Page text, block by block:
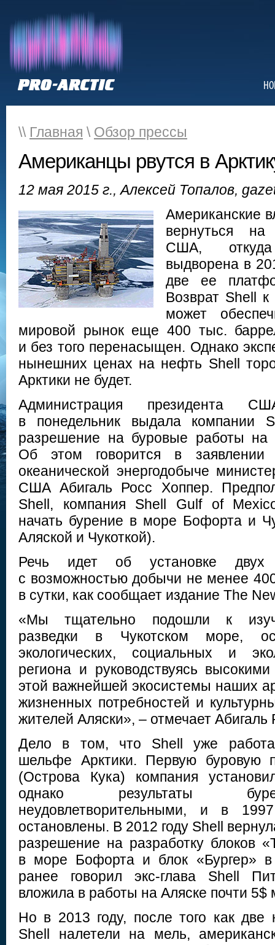
\\ Главная \ Обзор прессы
Американцы рвутся в
12 мая 2015 г., Алексей Топалов,
Американские
вернуться
США,
выдворена в
две ее
Возврат Shell
может
мировой рынок еще 400 тыс.
и без того перенасыщен. Однако
нынешних ценах на нефть Shell
Арктики не будет.
Администрация президента
в понедельник выдала компании
разрешение на буровые работы на
Об этом говорится в
океанической энергодобыче
США Абигаль Росс Хоппер.
Shell, компания Shell Gulf of
начать бурение в море Бофорта и
Аляской и Чукоткой).
Речь идет об установке двух
с возможностью добычи не менее
в сутки, как сообщает издание The
«Мы тщательно подошли к
разведки в Чукотском море,
экологических, социальных и
региона и руководствуясь
этой важнейшей экосистемы наших
жизненных потребностей и
жителей Аляски», – отмечает Абигаль
Дело в том, что Shell уже
шельфе Арктики. Первую буровую
(Острова Кука) компания
однако результаты
неудовлетворительными, и в
остановлены. В 2012 году Shell
разрешение на разработку блоков
в море Бофорта и блок «Бургер»
ранее говорил экс-глава Shell
вложила в работы на Аляске почти 5$
Но в 2013 году, после того как
Shell налетели на мель,